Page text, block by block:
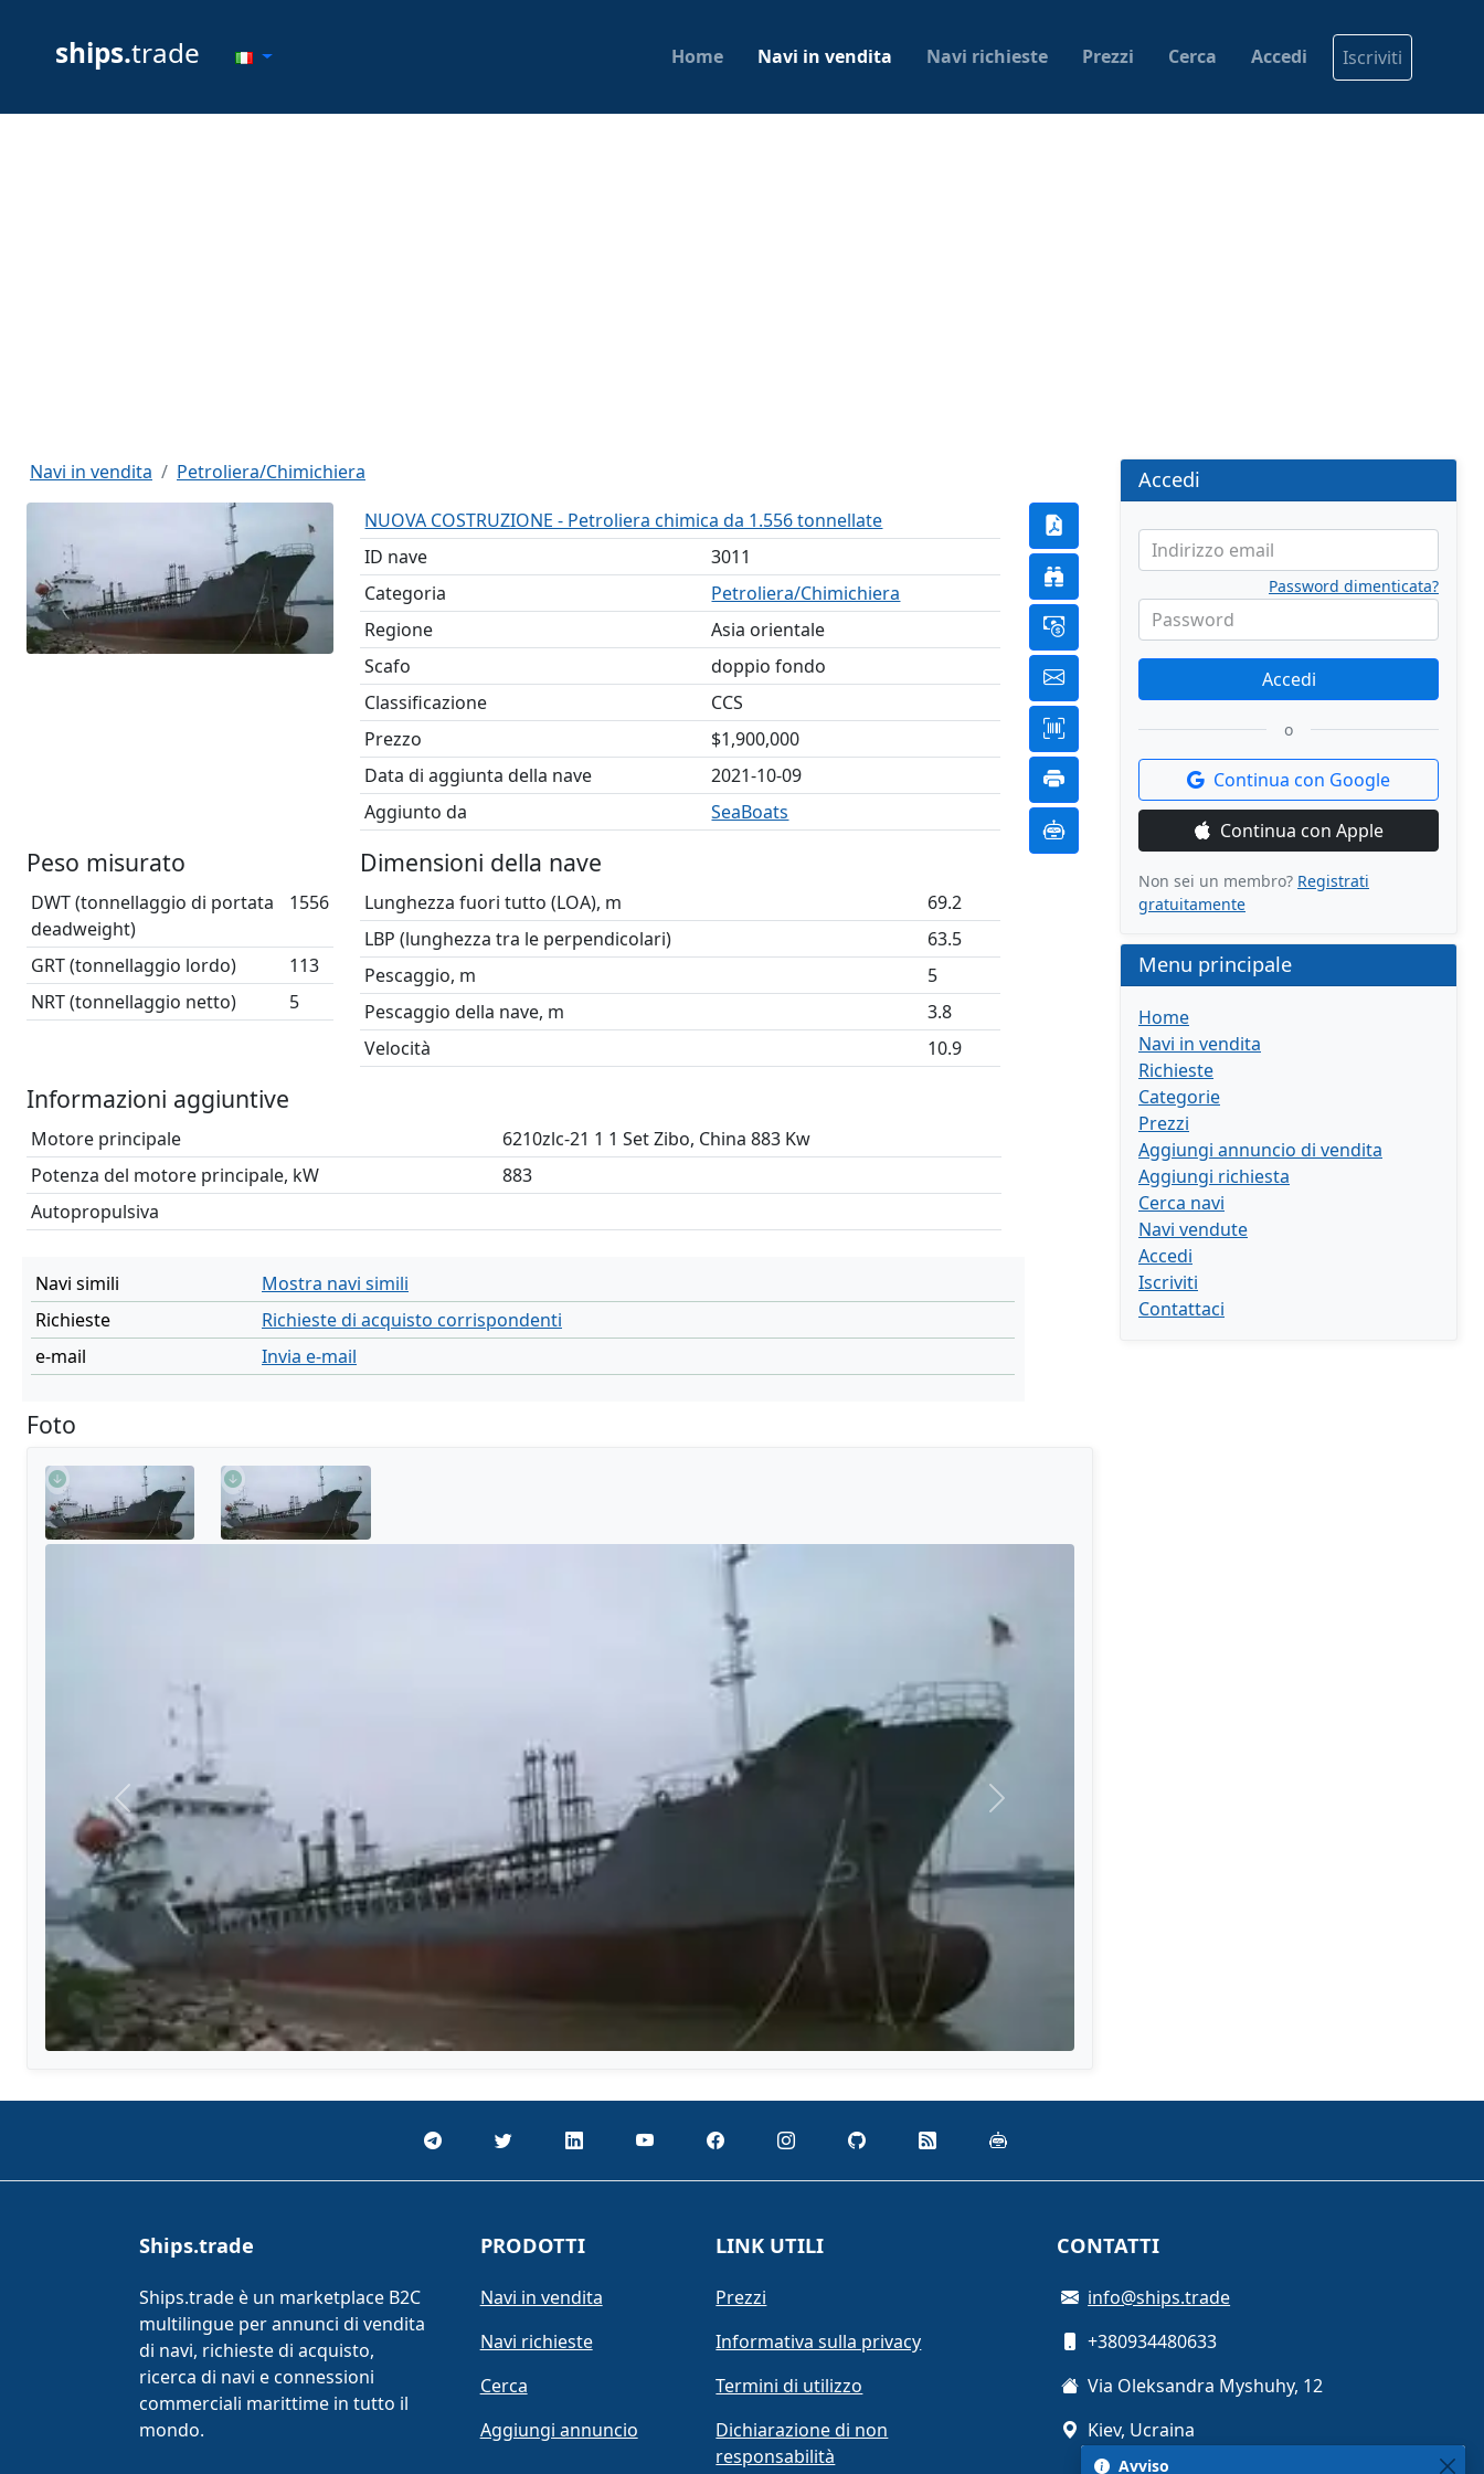
ships.trade Home Navi in vendita Navi richieste Prezzi Cerca Accedi Iscriviti
Navi in vendita
Petroliera/Chimichiera
NUOVA COSTRUZIONE - Petroliera chimica da 1.556 tonnellate
ID nave
3011
Categoria
Petroliera/Chimichiera
Regione
Asia orientale
Scafo
doppio fondo
Classificazione
CCS
Prezzo
$1,900,000
Data di aggiunta della nave
2021-10-09
Aggiunto da
SeaBoats
Peso misurato
DWT (tonnellaggio di portata
deadweight)
1556
GRT (tonnellaggio lordo)
113
NRT (tonnellaggio netto)
5
Dimensioni della nave
Lunghezza fuori tutto (LOA), m
69.2
LBP (lunghezza tra le perpendicolari)
63.5
Pescaggio, m
5
Pescaggio della nave, m
3.8
Velocità
10.9
Informazioni aggiuntive
Motore principale
6210zlc-21 1 1 Set Zibo, China 883 Kw
Potenza del motore principale, kW
883
Autopropulsiva
Navi simili
Mostra navi simili
Richieste
Richieste di acquisto corrispondenti
e-mail
Invia e-mail
Foto
Precedente Successivo
Accedi
Indirizzo email
Password
Password dimenticata?
Accedi
o
Continua con Google
Continua con Apple
Non sei un membro? Registrati
gratuitamente
Menu principale
Home
Navi in vendita
Richieste
Categorie
Prezzi
Aggiungi annuncio di vendita
Aggiungi richiesta
Cerca navi
Navi vendute
Accedi
Iscriviti
Contattaci
Ships.trade
Ships.trade è un marketplace B2C
multilingue per annunci di vendita
di navi, richieste di acquisto,
ricerca di navi e connessioni
commerciali marittime in tutto il
mondo.
PRODOTTI
Navi in vendita
Navi richieste
Cerca
Aggiungi annuncio
LINK UTILI
Prezzi
Informativa sulla privacy
Termini di utilizzo
Dichiarazione di non
responsabilità
CONTATTI
info@ships.trade
+380934480633
Via Oleksandra Myshuhy, 12
Kiev, Ucraina
Avviso